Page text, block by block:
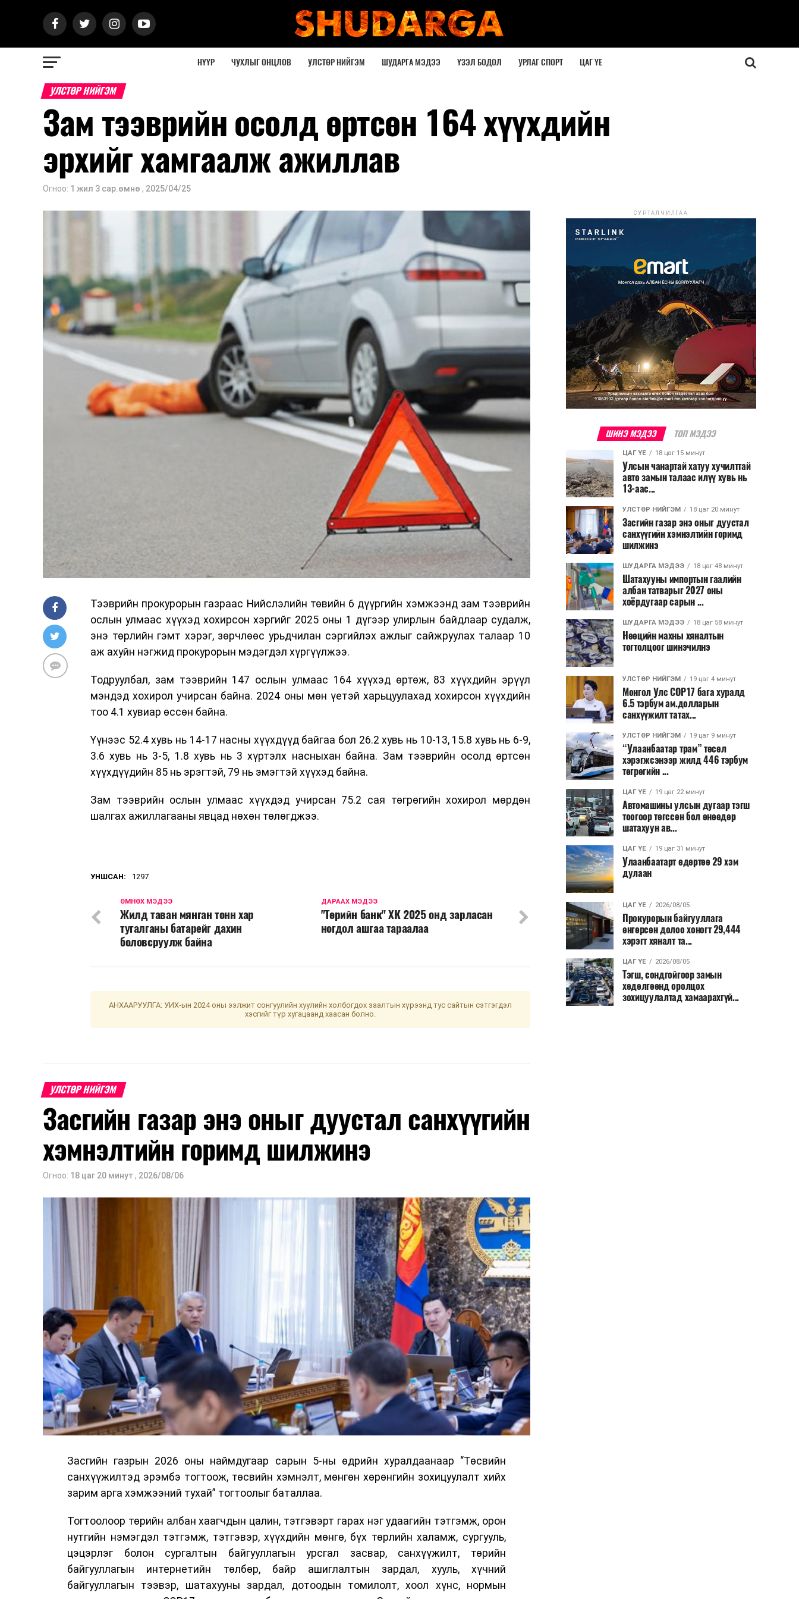
НҮҮР ЧУХЛЫГ ОНЦЛОВ УЛСТӨР НИЙГЭМ ШУДАРГА МЭДЭЭ ҮЗЭЛ БОДОЛ УРЛАГ СПОРТ ЦАГ ҮЕ
УЛСТӨР НИЙГЭМ
Зам тээврийн осолд өртсөн 164 хүүхдийн
эрхийг хамгаалж ажиллав
Огноо: 1 жил 3 сар.өмнө , 2025/04/25
Тээврийн прокурорын газраас Нийслэлийн төвийн 6 дүүргийн хэмжээнд зам тээврийн
ослын улмаас хүүхэд хохирсон хэргийг 2025 оны 1 дүгээр улирлын байдлаар судалж,
энэ төрлийн гэмт хэрэг, зөрчлөөс урьдчилан сэргийлэх ажлыг сайжруулах талаар 10
аж ахуйн нэгжид прокурорын мэдэгдэл хүргүүлжээ.
Тодруулбал, зам тээврийн 147 ослын улмаас 164 хүүхэд өртөж, 83 хүүхдийн эрүүл
мэндэд хохирол учирсан байна. 2024 оны мөн үетэй харьцуулахад хохирсон хүүхдийн
тоо 4.1 хувиар өссөн байна.
Үүнээс 52.4 хувь нь 14-17 насны хүүхдүүд байгаа бол 26.2 хувь нь 10-13, 15.8 хувь нь 6-9,
3.6 хувь нь 3-5, 1.8 хувь нь 3 хүртэлх насныхан байна. Зам тээврийн осолд өртсөн
хүүхдүүдийн 85 нь эрэгтэй, 79 нь эмэгтэй хүүхэд байна.
Зам тээврийн ослын улмаас хүүхдэд учирсан 75.2 сая төгрөгийн хохирол мөрдөн
шалгах ажиллагааны явцад нөхөн төлөгджээ.
УНШСАН: 1297
ДАРААХ МЭДЭЭ
"Төрийн банк" ХК 2025 онд зарласан
ногдол ашгаа тараалаа
ӨМНӨХ МЭДЭЭ
Жилд таван мянган тонн хар
тугалганы батарейг дахин
боловсруулж байна
АНХААРУУЛГА: УИХ-ын 2024 оны ээлжит сонгуулийн хуулийн холбогдох заалтын хүрээнд тус сайтын сэтгэгдэл
хэсгийг түр хугацаанд хаасан болно.
УЛСТӨР НИЙГЭМ
Засгийн газар энэ оныг дуустал санхүүгийн
хэмнэлтийн горимд шилжинэ
Огноо: 18 цаг 20 минут , 2026/08/06
Засгийн газрын 2026 оны наймдугаар сарын 5-ны өдрийн хуралдаанаар “Төсвийн
санхүүжилтэд эрэмбэ тогтоож, төсвийн хэмнэлт, мөнгөн хөрөнгийн зохицуулалт хийх
зарим арга хэмжээний тухай” тогтоолыг баталлаа.
Тогтоолоор төрийн албан хаагчдын цалин, тэтгэвэрт гарах нэг удаагийн тэтгэмж, орон
нутгийн нэмэгдэл тэтгэмж, тэтгэвэр, хүүхдийн мөнгө, бүх төрлийн халамж, сургууль,
цэцэрлэг болон сургалтын байгууллагын урсгал засвар, санхүүжилт, төрийн
байгууллагын интернетийн төлбөр, байр ашиглалтын зардал, хууль, хүчний
байгууллагын тээвэр, шатахууны зардал, дотоодын томилолт, хоол хүнс, нормын
СУРТАЛЧИЛГАА
ШИНЭ МЭДЭЭ ТОП МЭДЭЭ
ЦАГ ҮЕ 18 цаг 15 минут
Улсын чанартай хатуу хучилттай
авто замын талаас илүү хувь нь
13-аас...
УЛСТӨР НИЙГЭМ 18 цаг 20 минут
Засгийн газар энэ оныг дуустал
санхүүгийн хэмнэлтийн горимд
шилжинэ
ШУДАРГА МЭДЭЭ 18 цаг 48 минут
Шатахууны импортын гаалийн
албан татварыг 2027 оны
хоёрдугаар сарын ...
ШУДАРГА МЭДЭЭ 18 цаг 58 минут
Нөөцийн махны хяналтын
тогтолцоог шинэчилнэ
УЛСТӨР НИЙГЭМ 19 цаг 4 минут
Монгол Улс COP17 бага хуралд
6.5 тэрбум ам.долларын
санхүүжилт татах...
УЛСТӨР НИЙГЭМ 19 цаг 9 минут
“Улаанбаатар трам” төсөл
хэрэгжсэнээр жилд 446 тэрбум
төгрөгийн ...
ЦАГ ҮЕ 19 цаг 22 минут
Автомашины улсын дугаар тэгш
тоогоор төгссөн бол өнөөдөр
шатахуун ав...
ЦАГ ҮЕ 19 цаг 31 минут
Улаанбаатарт өдөртөө 29 хэм
дулаан
ЦАГ ҮЕ 2026/08/05
Прокурорын байгууллага
өнгөрсөн долоо хоногт 29,444
хэрэгт хяналт та...
ЦАГ ҮЕ 2026/08/05
Тэгш, сондгойгоор замын
хөдөлгөөнд оролцох
зохицуулалтад хамаарахгүй...